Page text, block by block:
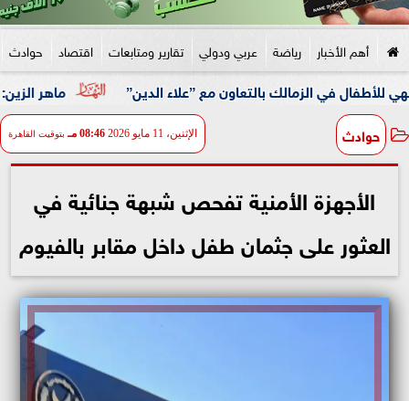
أهم الأخبار رياضة عربي ودولي تقارير ومتابعات اقتصاد حوادث
ماهر الزين: 25 حافلة تُعيد 1250 سودانيًا ضمن الفوج الـ41.. والالتزام بوثائق السفر عزز انسيابية العودة الطوعية الزمالك بالتعاون مع ”علاء الدين”
حوادث الإثنين، 11 مايو 2026 08:46 مـ بتوقيت القاهرة
الأجهزة الأمنية تفحص شبهة جنائية في
العثور على جثمان طفل داخل مقابر بالفيوم